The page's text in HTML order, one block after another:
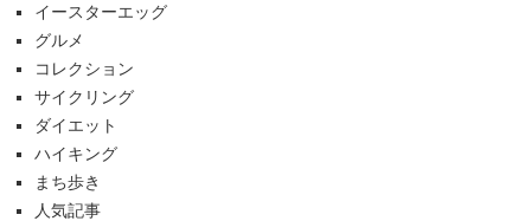
イースターエッグ
グルメ
コレクション
サイクリング
ダイエット
ハイキング
まち歩き
人気記事